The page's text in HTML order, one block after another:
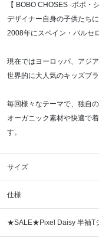
【 BOBO CHOSES -ボボ・
デザイナー自身の子供たち
2008年にスペイン・バルセ
現在ではヨーロッパ、アジア
世界的に大人気のキッズブラ
毎回様々なテーマで、独自
オーガニック素材や快適で
す。
サイズ
仕様
★SALE★Pixel Daisy 半袖T